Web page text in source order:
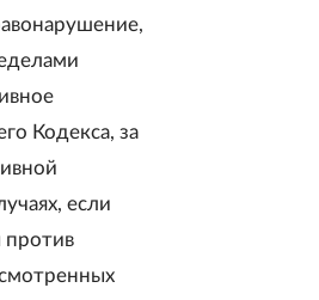
Кодекса, за
если
против